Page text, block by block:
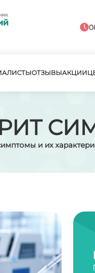
ОТЗЫВЫАКЦИИ
и их